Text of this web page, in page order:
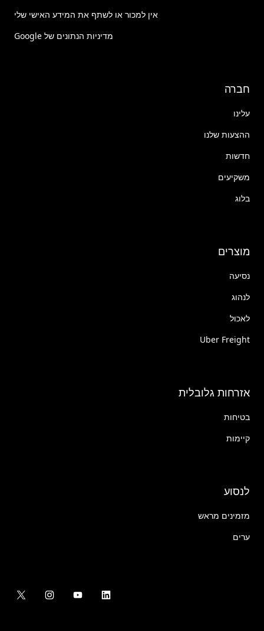
אין למכור או לשתף את המידע האישי שלי
מדיניות הנתונים של Google
חברה
עלינו
ההצעות שלנו
חדשות
משקיעים
בלוג
מוצרים
נסיעה
לנהוג
לאכול
Uber Freight
אזרחות גלובלית
בטיחות
קיימות
לנסוע
מזמינים מראש
ערים